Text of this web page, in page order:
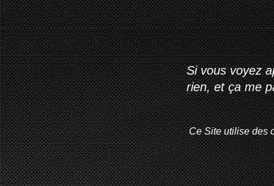
Si vous voyez
rien, et ça me
Ce Site utilise des